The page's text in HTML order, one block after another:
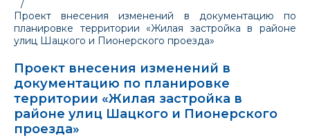
/
Проект внесения изменений в документацию по
планировке территории «Жилая застройка в районе
улиц Шацкого и Пионерского проезда»
Проект внесения изменений в
документацию по планировке
территории «Жилая застройка в
районе улиц Шацкого и Пионерского
проезда»